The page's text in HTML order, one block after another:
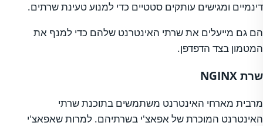
דינמיים ומגישים עותקים סטטיים כדי למנוע טעינת שרתים.
הם גם מייעלים את שרתי האינטרנט שלהם כדי למנף את
המטמון בצד הדפדפן.
שרת NGINX
מרבית מארחי האינטרנט משתמשים בתוכנת שרתי
האינטרנט המוכרת של אפאצ'י בשרתיהם. למרות שאפאצ'י